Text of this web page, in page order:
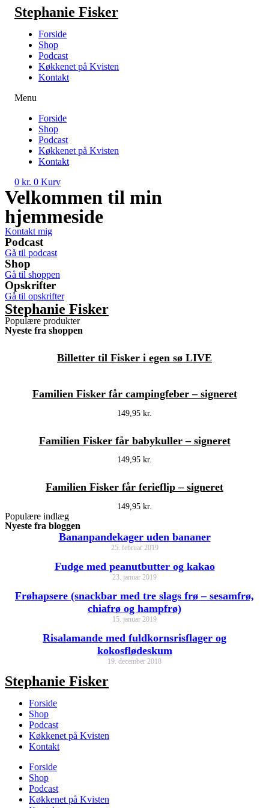
Videre
indhold
Stephanie Fisker
Forside
Shop
Podcast
Køkkenet på Kvisten
Kontakt
Menu
Forside
Shop
Podcast
Køkkenet på Kvisten
Kontakt
0 kr. 0 Kurv
Velkommen til min
hjemmeside
Kontakt mig
Podcast
Gå til podcast
Shop
Gå til shoppen
Opskrifter
Gå til opskrifter
Stephanie Fisker
Populære produkter
Nyeste fra shoppen
Billetter til Fisker i egen sø LIVE
Familien Fisker får campingfeber – signeret
149,95 kr.
Familien Fisker får babykuller – signeret
149,95 kr.
Familien Fisker får ferieflip – signeret
149,95 kr.
Populære indlæg
Nyeste fra bloggen
Bananpandekager uden bananer
25. februar 2019
Fudge med peanutbutter og kakao
23. januar 2019
Frøhapsere (snackbar med tre slags frø – sesamfrø,
chiafrø og hampfrø)
15. januar 2019
Risalamande med fuldkornsrisflager og
kokosflødeskum
19. december 2018
Stephanie Fisker
Forside
Shop
Podcast
Køkkenet på Kvisten
Kontakt
Forside
Shop
Podcast
Køkkenet på Kvisten